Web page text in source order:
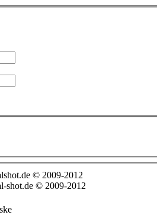
© 2009-2012
shot.de © 2009-2012